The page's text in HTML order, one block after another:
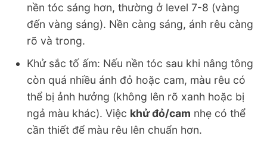
nền tóc sáng hơn, thường ở level 7-8 (vàng
đến vàng sáng). Nền càng sáng, ánh rêu càng
rõ và trong.
Khử sắc tố ấm: Nếu nền tóc sau khi nâng tông
còn quá nhiều ánh đỏ hoặc cam, màu rêu có
thể bị ảnh hưởng (không lên rõ xanh hoặc bị
ngả màu khác). Việc khử đỏ/cam nhẹ có thể
cần thiết để màu rêu lên chuẩn hơn.